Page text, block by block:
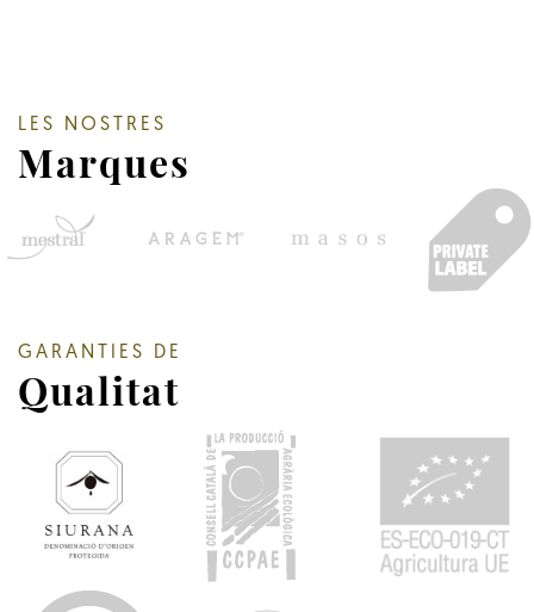
LES NOSTRES
Marques
GARANTIES DE
Qualitat